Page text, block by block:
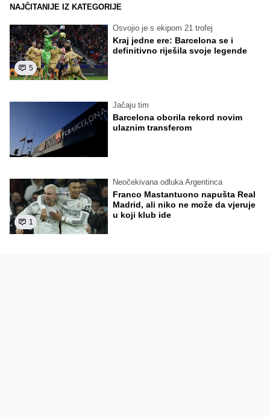
NAJČITANIJE IZ KATEGORIJE
5
Osvojio je s ekipom 21 trofej
Kraj jedne ere: Barcelona se i
definitivno riješila svoje legende
Jačaju tim
Barcelona oborila rekord novim
ulaznim transferom
1
Neočekivana odluka Argentinca
Franco Mastantuono napušta Real
Madrid, ali niko ne može da vjeruje
u koji klub ide